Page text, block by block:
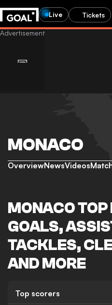
Live Tickets
MONACO
OverviewNewsVideos
MONACO TOP
GOALS,
TACKLES,
AND MORE
Top scorers